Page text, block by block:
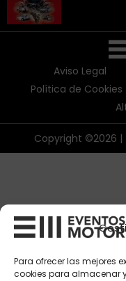
Para ofrecer las mejores
cookies para almacenar
Aviso Legal
Política de Cookies
Copyright ©2026 |